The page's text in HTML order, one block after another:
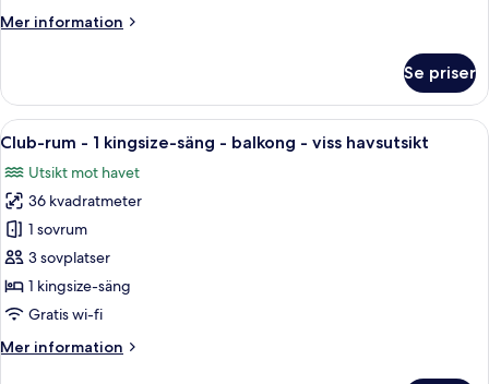
-
Club
Lounge
viss
havsutsikt
Mer information
Mer
Club
1
säng
tillgång
till
Club
Lounge
-
viss
Se priser
Öppna
alla
foton
för
Club-
rum
-
1
säng
Ett hotellrum med en säng, en
9
Club-rum - 1 kingsize-säng - balkong - viss havsutsikt
Utsikt mot havet
36 kvadratmeter
1 sovrum
3 sovplatser
1 kingsize-säng
Gratis wi-fi
Mer information
Mer